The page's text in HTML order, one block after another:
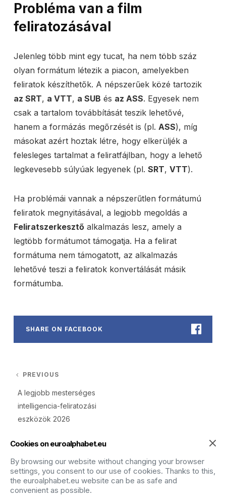
Probléma van a film
feliratozásával
Jelenleg több mint egy tucat, ha nem több száz
olyan formátum létezik a piacon, amelyekben
feliratok készíthetők. A népszerűek közé tartozik
az SRT, a VTT, a SUB és az ASS. Egyesek nem
csak a tartalom továbbítását teszik lehetővé,
hanem a formázás megőrzését is (pl. ASS), míg
másokat azért hoztak létre, hogy elkerüljék a
felesleges tartalmat a feliratfájlban, hogy a lehető
legkevesebb súlyúak legyenek (pl. SRT, VTT).
Ha problémái vannak a népszerűtlen formátumú
feliratok megnyitásával, a legjobb megoldás a
Feliratszerkesztő alkalmazás lesz, amely a
legtöbb formátumot támogatja. Ha a felirat
formátuma nem támogatott, az alkalmazás
lehetővé teszi a feliratok konvertálását másik
formátumba.
SHARE ON FACEBOOK
Bejegyzés navigáció
PREVIOUS
Previous post:
A legjobb mesterséges
intelligencia-feliratozási
eszközök 2026
RELATED POSTS
Cookies on euroalphabet.eu
By browsing our website without changing your browser
settings, you consent to our use of cookies. Thanks to this,
the euroalphabet.eu website can be as safe and
convenient as possible.